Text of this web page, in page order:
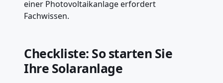
einer Photovoltaikanlage erfordert
Fachwissen.
Checkliste: So starten Sie
Ihre Solaranlage